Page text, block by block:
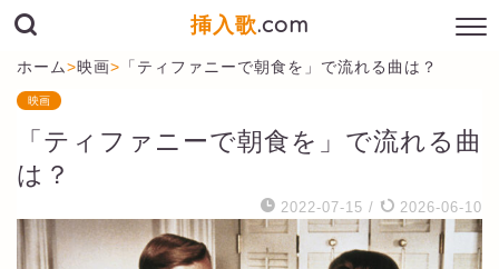
挿入歌.com
ホーム>映画> 「ティファニーで朝食を」で流れる曲は？
映画
「ティファニーで朝食を」で流れる曲
は？
2022-07-15 / 2026-06-10